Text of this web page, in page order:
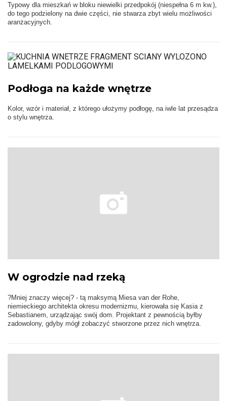
Typowy dla mieszkań w bloku niewielki przedpokój (niespełna 6 m kw.),
do tego podzielony na dwie części, nie stwarza zbyt wielu możliwości
aranżacyjnych.
Podłoga na każde wnętrze
Kolor, wzór i materiał, z którego ułożymy podłogę, na iwle lat przesądza
o stylu wnętrza.
W ogrodzie nad rzeką
?Mniej znaczy więcej? - tą maksymą Miesa van der Rohe,
niemieckiego architekta okresu modernizmu, kierowała się Kasia z
Sebastianem, urządzając swój dom. Projektant z pewnością byłby
zadowolony, gdyby mógł zobaczyć stworzone przez nich wnętrza.